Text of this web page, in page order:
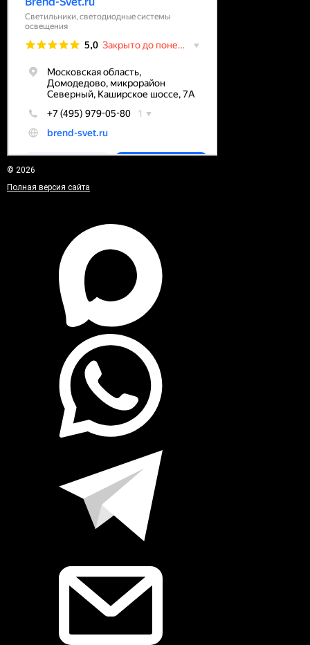
© 2026
Полная версия сайта